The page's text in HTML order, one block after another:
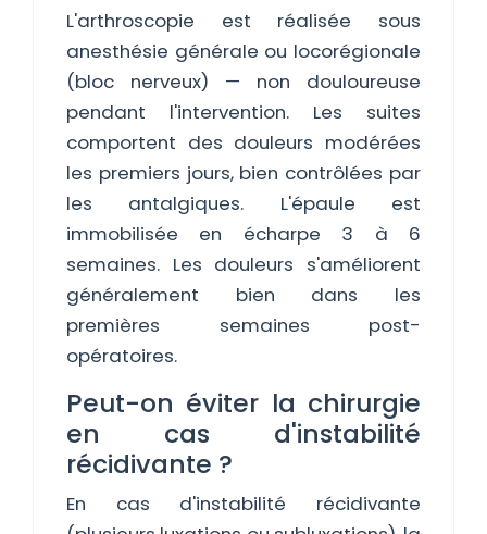
L'arthroscopie est réalisée sous
anesthésie générale ou locorégionale
(bloc nerveux) — non douloureuse
pendant l'intervention. Les suites
comportent des douleurs modérées
les premiers jours, bien contrôlées par
les antalgiques. L'épaule est
immobilisée en écharpe 3 à 6
semaines. Les douleurs s'améliorent
généralement bien dans les
premières semaines post-
opératoires.
Peut-on éviter la chirurgie
en cas d'instabilité
récidivante ?
En cas d'instabilité récidivante